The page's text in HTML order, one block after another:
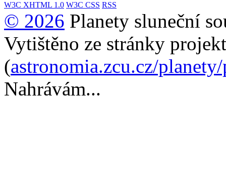
W3C XHTML 1.0 W3C CSS RSS
© 2026 Planety sluneční
Vytištěno ze stránky
(astronomia.zcu.cz/
Nahrávám...